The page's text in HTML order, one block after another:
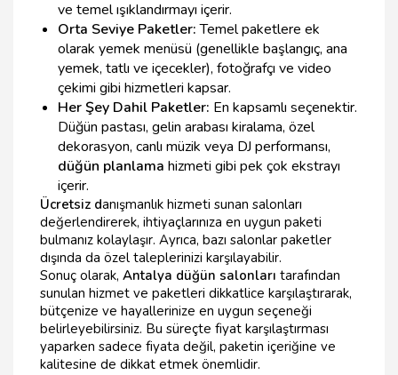
ve temel ışıklandırmayı içerir.
Orta Seviye Paketler:Temel paketlere ek
olarak yemek menüsü (genellikle başlangıç, ana
yemek, tatlı ve içecekler), fotoğrafçı ve video
çekimi gibi hizmetleri kapsar.
Her Şey Dahil Paketler: En kapsamlı seçenektir.
Düğün pastası, gelin arabası kiralama, özel
dekorasyon, canlı müzik veya DJ performansı,
düğün planlama hizmeti gibi pek çok ekstrayı
içerir.
Ücretsiz danışmanlık hizmeti sunan salonları
değerlendirerek, ihtiyaçlarınıza en uygun paketi
bulmanız kolaylaşır. Ayrıca, bazı salonlar paketler
dışında da özel taleplerinizi karşılayabilir.
Sonuç olarak, Antalya düğün salonları tarafından
sunulan hizmet ve paketleri dikkatlice karşılaştırarak,
bütçenize ve hayallerinize en uygun seçeneği
belirleyebilirsiniz. Bu süreçte fiyat karşılaştırması
yaparken sadece fiyata değil, paketin içeriğine ve
kalitesine de dikkat etmek önemlidir.